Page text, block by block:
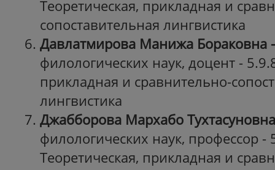
Теоретическая, прикладная и
сопоставительная лингвистика
Давлатмирова Манижа Бораковна -
филологических наук, доцент -
прикладная и сравнительно-
лингвистика
Джабборова Мархабо
филологических наук, профессор -
Теоретическая, прикладная и